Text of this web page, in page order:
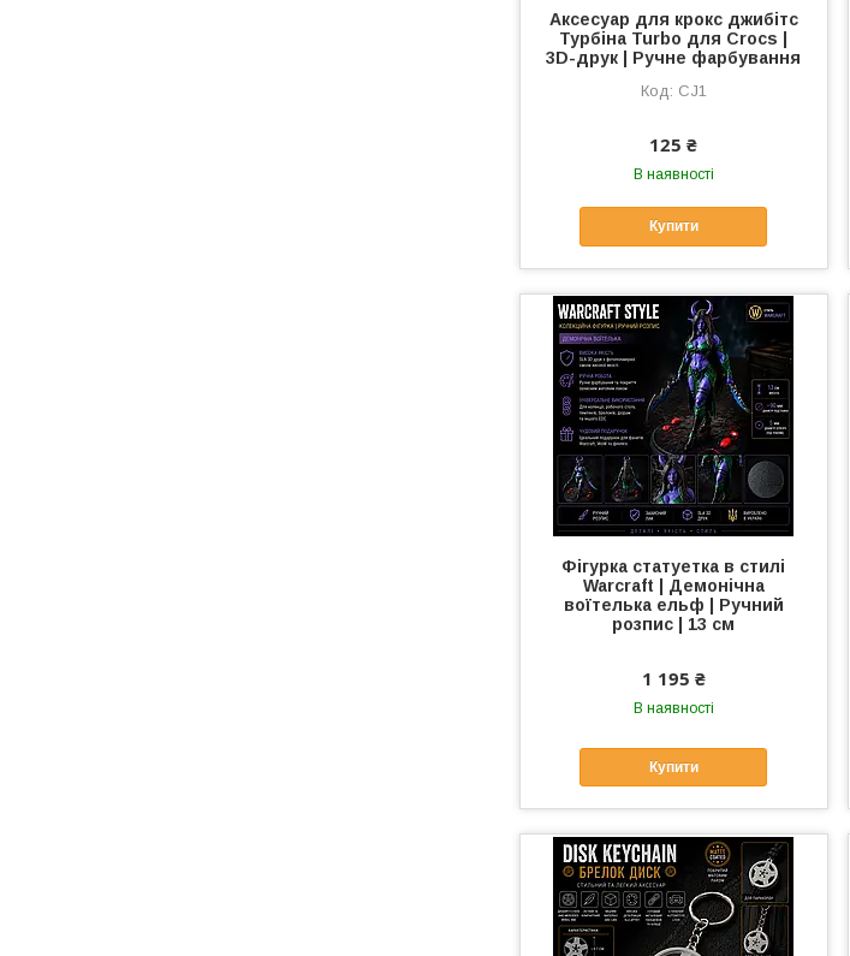
Аксесуар для крокс джибітс
Турбіна Turbo для Crocs |
3D-друк | Ручне фарбування
CJ1
125 ₴
В наявності
Купити
Фігурка статуетка в стилі
Warcraft | Демонічна
воїтелька ельф | Ручний
розпис | 13 см
1 195 ₴
В наявності
Купити